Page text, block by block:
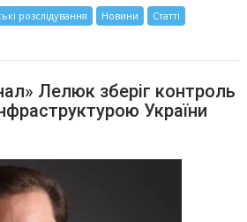
розслідування Новини
Статті
Лелюк зберіг контроль
України